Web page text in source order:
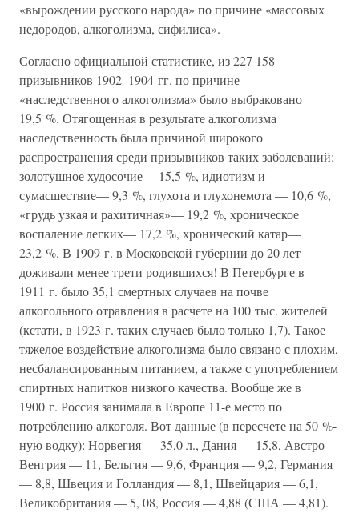
«вырождении русского народа» по причине «массовых
недородов, алкоголизма, сифилиса».
Согласно официальной статистике, из 227 158
призывников 1902–1904 гг. по причине
«наследственного алкоголизма» было выбраковано
19,5 %. Отягощенная в результате алкоголизма
наследственность была причиной широкого
распространения среди призывников таких заболеваний:
золотушное худосочие— 15,5 %, идиотизм и
сумасшествие— 9,3 %, глухота и глухонемота — 10,6 %,
«грудь узкая и рахитичная»— 19,2 %, хроническое
воспаление легких— 17,2 %, хронический катар—
23,2 %. В 1909 г. в Московской губернии до 20 лет
доживали менее трети родившихся! В Петербурге в
1911 г. было 35,1 смертных случаев на почве
алкогольного отравления в расчете на 100 тыс. жителей
(кстати, в 1923 г. таких случаев было только 1,7). Такое
тяжелое воздействие алкоголизма было связано с плохим,
несбалансированным питанием, а также с употреблением
спиртных напитков низкого качества. Вообще же в
1900 г. Россия занимала в Европе 11-е место по
потреблению алкоголя. Вот данные (в пересчете на 50 %-
ную водку): Норвегия — 35,0 л., Дания — 15,8, Австро-
Венгрия — 11, Бельгия — 9,6, Франция — 9,2, Германия
— 8,8, Швеция и Голландия — 8,1, Швейцария — 6,1,
Великобритания — 5, 08, Россия — 4,88 (США — 4,81).